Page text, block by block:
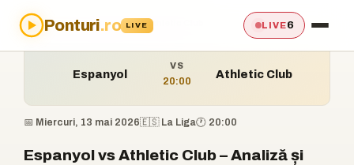
Ponturi.ro LIVE LIVE6
Acasă›Ponturi›Espanyol vs Athletic Club
Espanyol
VS
20:00
Athletic Club
📅 Miercuri, 13 mai 2026🇪🇸 La Liga🕐 20:00
Espanyol vs Athletic Club – Analiză și